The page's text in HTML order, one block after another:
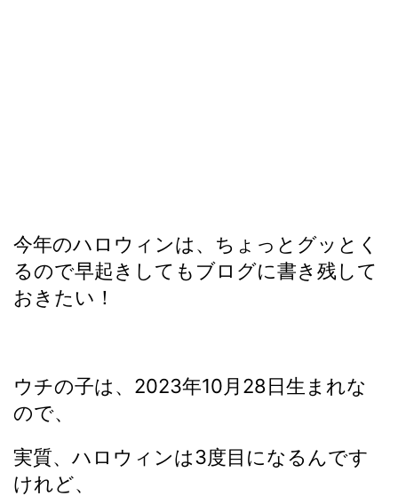
今年のハロウィンは、ちょっとグッとく
るので早起きしてもブログに書き残して
おきたい！
ウチの子は、2023年10月28日生まれな
ので、
実質、ハロウィンは3度目になるんです
けれど、